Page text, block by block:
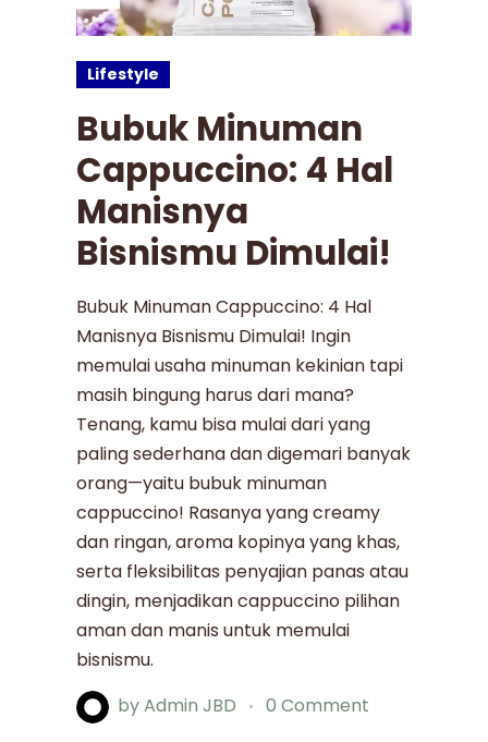
Lifestyle
Bubuk Minuman
Cappuccino: 4 Hal
Manisnya
Bisnismu Dimulai!
Bubuk Minuman Cappuccino: 4 Hal
Manisnya Bisnismu Dimulai! Ingin
memulai usaha minuman kekinian tapi
masih bingung harus dari mana?
Tenang, kamu bisa mulai dari yang
paling sederhana dan digemari banyak
orang—yaitu bubuk minuman
cappuccino! Rasanya yang creamy
dan ringan, aroma kopinya yang khas,
serta fleksibilitas penyajian panas atau
dingin, menjadikan cappuccino pilihan
aman dan manis untuk memulai
bisnismu.
byAdmin JBD 0 Comment